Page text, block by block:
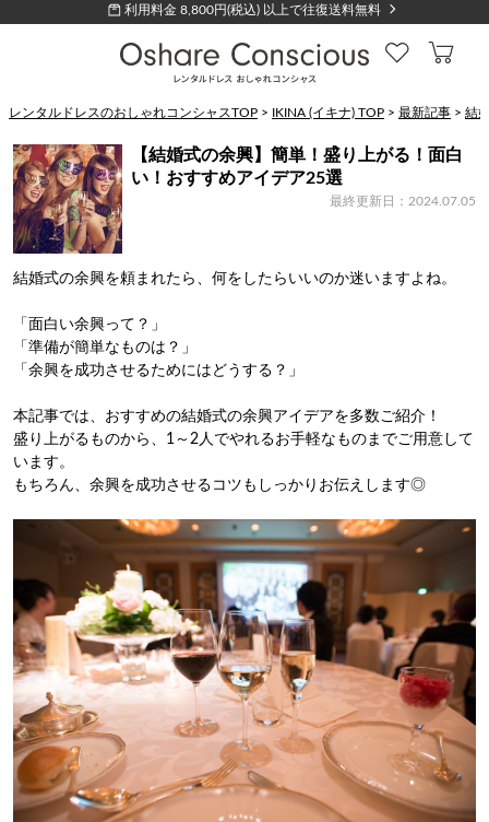
利用料金 8,800円(税込) 以上で往復送料無料
レンタルドレスのおしゃれコンシャスTOP > IKINA (イキナ) TOP > 最新記事 > 結
【結婚式の余興】簡単！盛り上がる！面白
い！おすすめアイデア25選
最終更新日：2024.07.05
結婚式の余興を頼まれたら、何をしたらいいのか迷いますよね。
「面白い余興って？」
「準備が簡単なものは？」
「余興を成功させるためにはどうする？」
本記事では、おすすめの結婚式の余興アイデアを多数ご紹介！
盛り上がるものから、1～2人でやれるお手軽なものまでご用意して
います。
もちろん、余興を成功させるコツもしっかりお伝えします◎